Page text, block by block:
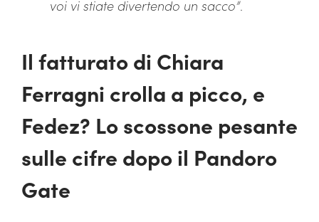
voi vi stiate divertendo un sacco”.
Il fatturato di Chiara
Ferragni crolla a picco, e
Fedez? Lo scossone pesante
sulle cifre dopo il Pandoro
Gate